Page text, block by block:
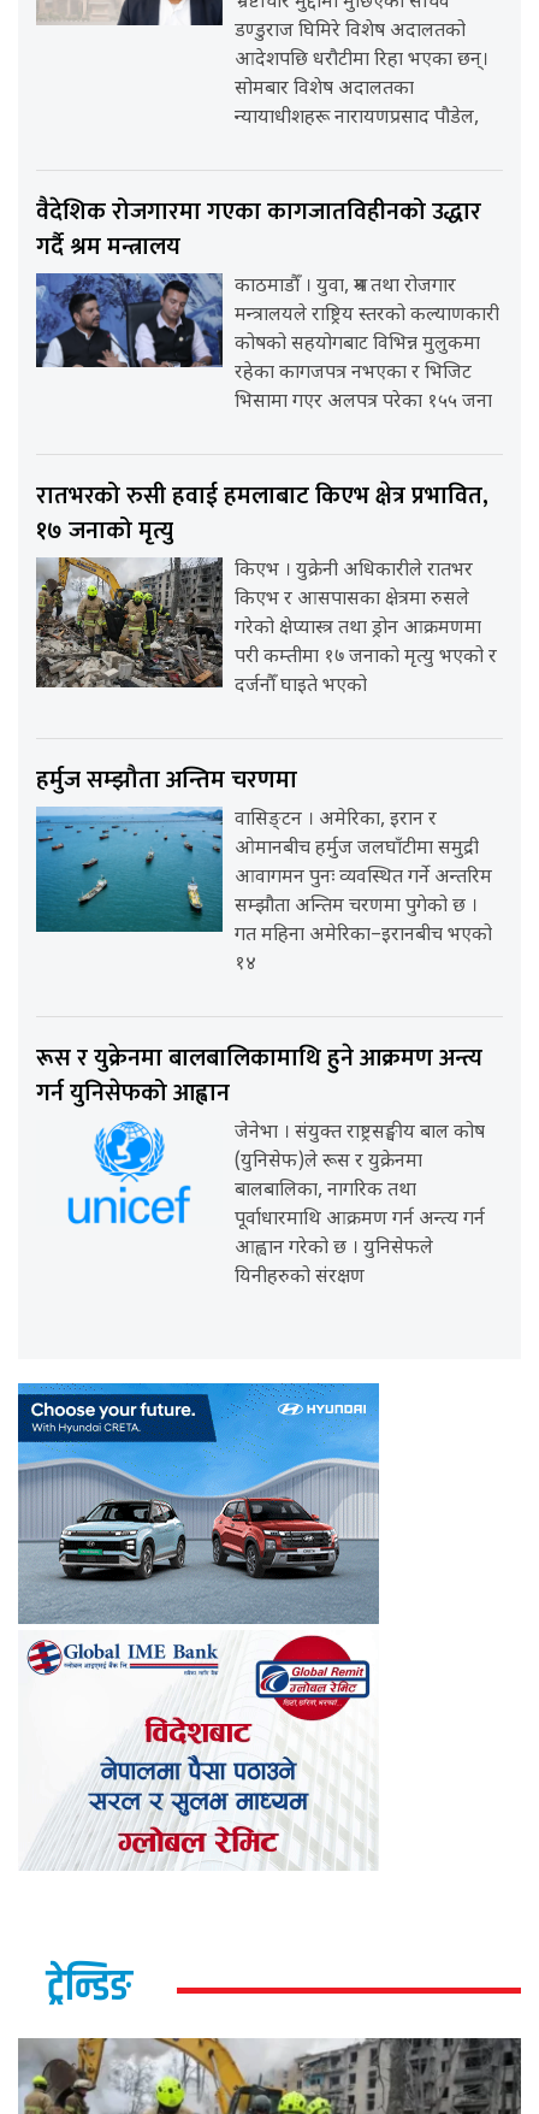
डण्डुराज घिमिरे विशेष अदालतको
आदेशपछि धरौटीमा रिहा भएका छन्।
सोमबार विशेष अदालतका
न्यायाधीशहरू नारायणप्रसाद पौडेल,
वैदेशिक रोजगारमा गएका कागजातविहीनको उद्धार
गर्दै श्रम मन्त्रालय
काठमाडौँ । युवा, श्रम तथा रोजगार
मन्त्रालयले राष्ट्रिय स्तरको कल्याणकारी
कोषको सहयोगबाट विभिन्न मुलुकमा
रहेका कागजपत्र नभएका र भिजिट
भिसामा गएर अलपत्र परेका १५५ जना
रातभरको रुसी हवाई हमलाबाट किएभ क्षेत्र प्रभावित,
१७ जनाको मृत्यु
किएभ । युक्रेनी अधिकारीले रातभर
किएभ र आसपासका क्षेत्रमा रुसले
गरेको क्षेप्यास्त्र तथा ड्रोन आक्रमणमा
परी कम्तीमा १७ जनाको मृत्यु भएको र
दर्जनौँ घाइते भएको
हर्मुज सम्झौता अन्तिम चरणमा
वासिङ्टन । अमेरिका, इरान र
ओमानबीच हर्मुज जलघाँटीमा समुद्री
आवागमन पुनः व्यवस्थित गर्ने अन्तरिम
सम्झौता अन्तिम चरणमा पुगेको छ ।
गत महिना अमेरिका–इरानबीच भएको
१४
रूस र युक्रेनमा बालबालिकामाथि हुने आक्रमण अन्त्य
गर्न युनिसेफको आह्वान
जेनेभा । संयुक्त राष्ट्रसङ्घीय बाल कोष
(युनिसेफ)ले रूस र युक्रेनमा
बालबालिका, नागरिक तथा
पूर्वाधारमाथि आक्रमण गर्न अन्त्य गर्न
आह्वान गरेको छ । युनिसेफले
यिनीहरुको संरक्षण
ट्रेन्डिङ